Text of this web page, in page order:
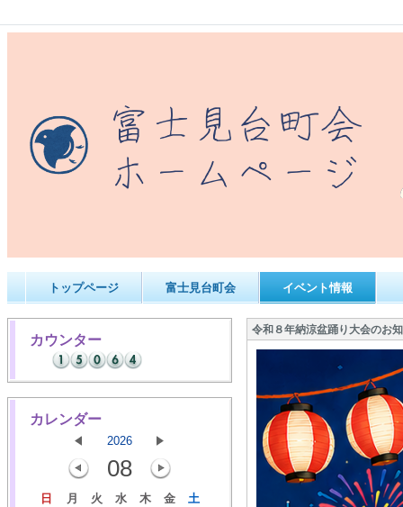
トップページ 富士見台町会 イベント情報
カウンター
カレンダー
2026
08
日 月 火 水 木 金
土
令和８年納涼盆踊り大会のお